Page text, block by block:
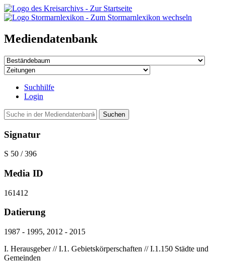
Mediendatenbank
Suchhilfe
Login
Suchen
Signatur
S 50 / 396
Media ID
161412
Datierung
1987 - 1995, 2012 - 2015
I. Herausgeber // I.1. Gebietskörperschaften // I.1.150 Städte und
Gemeinden